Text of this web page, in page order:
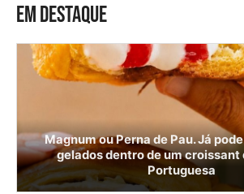
EM DESTAQUE
Magnum ou Perna de Pau. Já
gelados dentro de um croissant
Portuguesa